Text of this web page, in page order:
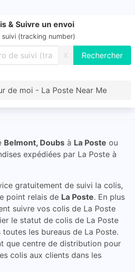
& Suivre un envoi
suivi (tracking number)
X
de moi - La Poste Near Me
Belmont, Doubs à La Poste ou
expédiées par La Poste à
gratuitement de suivi la colis,
point relais de La Poste. En plus
suivre vos colis de La Poste
le statut de colis de La Poste
les bureaus de La Poste.
que centre de distribution pour
colis aux clients dans les